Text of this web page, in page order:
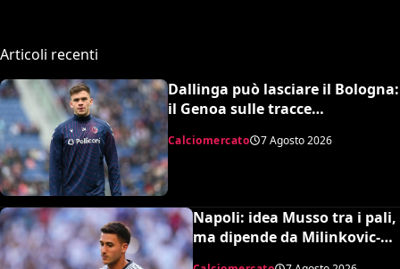
Articoli recenti
Dallinga può lasciare il Bologna:
il Genoa sulle tracce
dell’attaccante olandese
Calciomercato 7 Agosto 2026
Napoli: idea Musso tra i pali,
ma dipende da Milinkovic-
Savic